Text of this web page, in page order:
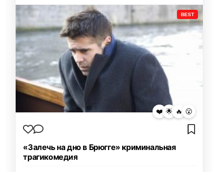
BEST
❤️ 🌟 🔥 😮
«Залечь на дно в Брюгге» криминальная
трагикомедия